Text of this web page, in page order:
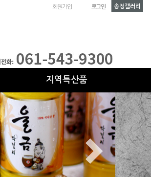
회원가입 로그인
지역특산품
송정갤러리